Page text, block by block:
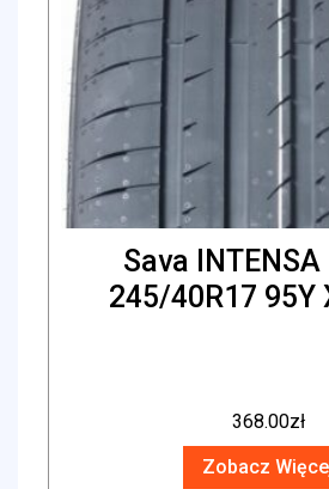
Sava INTENSA
245/40R17 95Y
368.00zł
Zobacz